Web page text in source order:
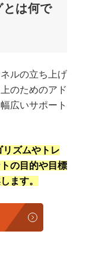
をダウンロー
は何で
ルの立ち上げ
のためのアド
広いサポート
ズムやトレ
の目的や目標
ます。